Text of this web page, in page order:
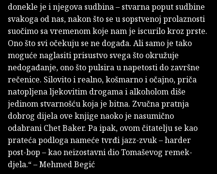
donekle je i njegova sudbina – stvarna poput sudbine
svakoga od nas, nakon što se u sopstvenoj prolaznosti
suočimo sa vremenom koje nam je iscurilo kroz prste.
Ono što svi očekuju se ne događa. Ali samo je tako
moguće naglasiti prisustvo svega što okružuje
nedogađanje, ono što pulsira u napetosti do završne
rečenice. Silovito i realno, košmarno i očajno, priča
natopljena ljekovitim drogama i alkoholom diše
jedinom stvarnošću koja je bitna. Zvučna pratnja
dobrog dijela ove knjige naoko je nasumično
odabrani Chet Baker. Pa ipak, ovom čitatelju se kao
prateća podloga nameće tvrđi jazz-zvuk – harder
post-bop – kao neizostavni dio Tomaševog remek-
djela.“ – Mehmed Begić